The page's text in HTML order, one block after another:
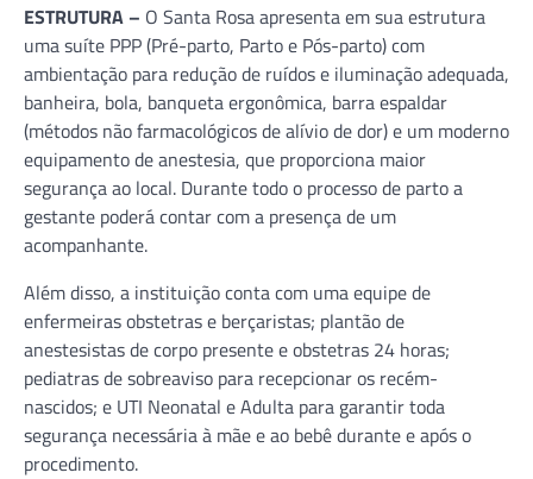
ESTRUTURA – O Santa Rosa apresenta em sua estrutura
uma suíte PPP (Pré-parto, Parto e Pós-parto) com
ambientação para redução de ruídos e iluminação adequada,
banheira, bola, banqueta ergonômica, barra espaldar
(métodos não farmacológicos de alívio de dor) e um moderno
equipamento de anestesia, que proporciona maior
segurança ao local. Durante todo o processo de parto a
gestante poderá contar com a presença de um
acompanhante.
Além disso, a instituição conta com uma equipe de
enfermeiras obstetras e berçaristas; plantão de
anestesistas de corpo presente e obstetras 24 horas;
pediatras de sobreaviso para recepcionar os recém-
nascidos; e UTI Neonatal e Adulta para garantir toda
segurança necessária à mãe e ao bebê durante e após o
procedimento.